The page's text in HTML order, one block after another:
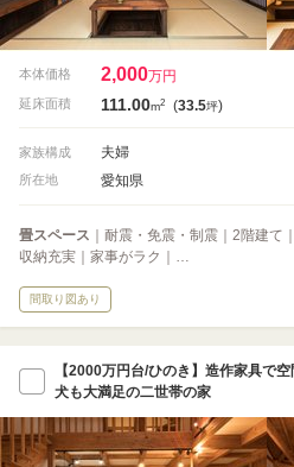
本体価格 2,000万円
延床面積 111.00m2 (33.5坪)
家族構成 夫婦
所在地 愛知県
畳スペース ｜耐震・免震・制震｜2階建て
収納充実｜家事がラク｜…
間取り図あり
【2000万円台/ひのき】造作家具で
犬も大満足の二世帯の家